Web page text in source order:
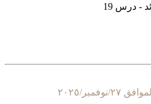
- درس 19